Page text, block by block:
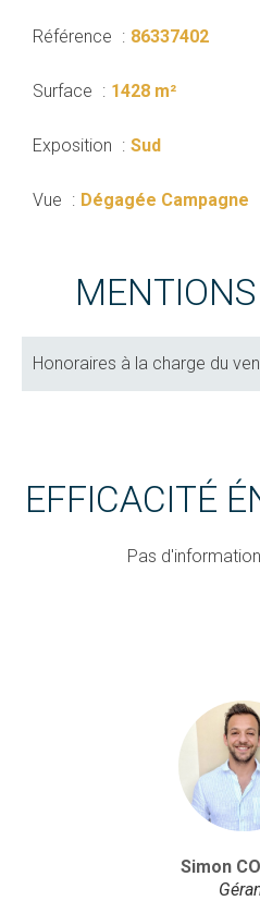
Référence 86337402
Surface 1428 m²
Exposition Sud
Vue Dégagée Campagne
Honoraires à la charge du
EFFICACITÉ
Pas
Simon